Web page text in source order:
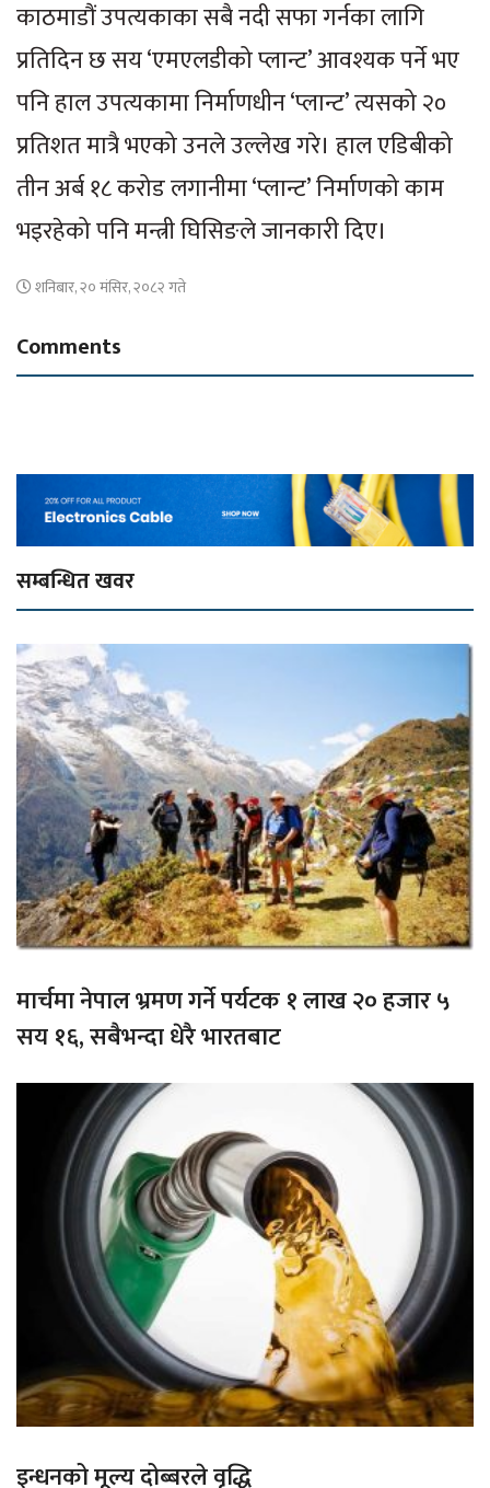
काठमाडौं उपत्यकाका सबै नदी सफा गर्नका लागि
प्रतिदिन छ सय ‘एमएलडीको प्लान्ट’ आवश्यक पर्ने भए
पनि हाल उपत्यकामा निर्माणधीन ‘प्लान्ट’ त्यसको २०
प्रतिशत मात्रै भएको उनले उल्लेख गरे। हाल एडिबीको
तीन अर्ब १८ करोड लगानीमा ‘प्लान्ट’ निर्माणको काम
भइरहेको पनि मन्त्री घिसिङले जानकारी दिए।
शनिबार, २० मंसिर, २०८२ गते
Comments
सम्बन्धित खवर
मार्चमा नेपाल भ्रमण गर्ने पर्यटक १ लाख २० हजार ५
सय १६, सबैभन्दा धेरै भारतबाट
इन्धनको मूल्य दोब्बरले वृद्धि